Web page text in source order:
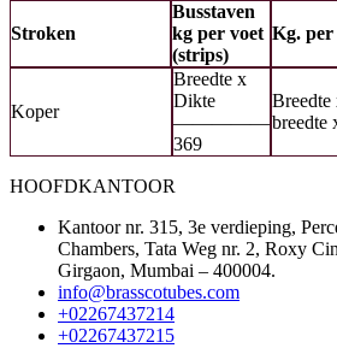
Stroken
Busstaven
kg per voet
(strips)
Kg. per
Koper
Breedte x
Dikte
—————
369
breedte
HOOFDKANTOOR
Kantoor nr. 315, 3e verdieping,
Chambers, Tata Weg nr. 2, Roxy
Girgaon, Mumbai – 400004.
info@brasscotubes.com
+02267437214
+02267437215